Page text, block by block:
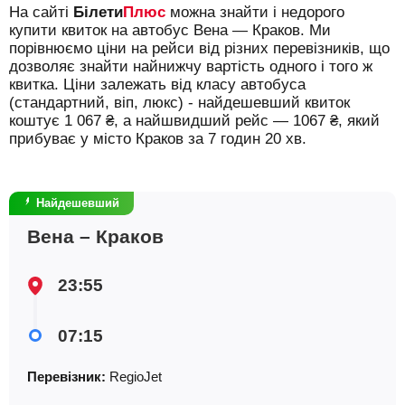
Знайти квиток
На сайті БілетиПлюс можна знайти і недорого
купити квиток на автобус Вена — Краков. Ми
порівнюємо ціни на рейси від різних перевізників, що
дозволяє знайти найнижчу вартість одного і того ж
квитка. Ціни залежать від класу автобуса
(стандартний, віп, люкс) - найдешевший квиток
коштує 1 067 ₴, а найшвидший рейс — 1067 ₴, який
прибуває у місто Краков за 7 годин 20 хв.
Найдешевший
Вена – Краков
23:55
07:15
Перевізник: RegioJet